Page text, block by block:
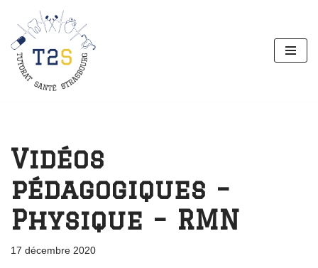
Aller
au
contenu
Vidéos
pédagogiques –
Physique – RMN
17 décembre 2020